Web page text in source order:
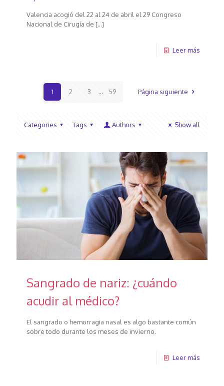
Valencia acogió del 22 al 24 de abril el 29 Congreso
Nacional de Cirugía de […]
Leer más
1 2 3 ... 59 Página siguiente
Categories Tags Authors Show all
Sangrado de nariz: ¿cuándo
acudir al médico?
El sangrado o hemorragia nasal es algo bastante común
sobre todo durante los meses de invierno.
Leer más